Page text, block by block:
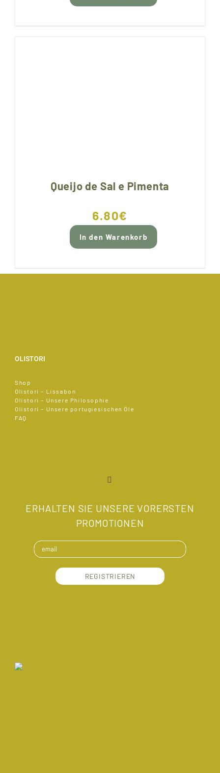
Queijo de Sal e Pimenta
6.80€
In den Warenkorb
OLISTORI
Shop
Olistori – Lissabon
Olistori – Unsere Philosophie
Olistori – Unsere portugiesischen Öle
FAQ
ERHALTEN SIE UNSERE VORERSTEN
PROMOTIONEN